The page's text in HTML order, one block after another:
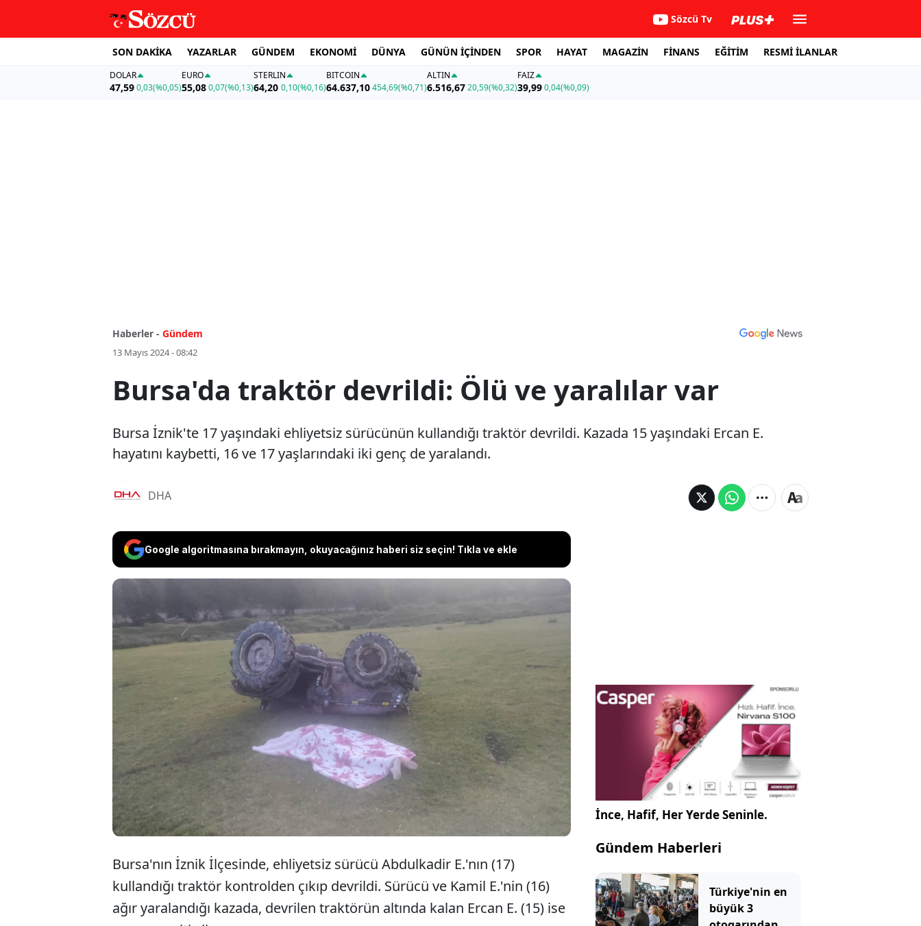
Sözcü Tv
SON DAKİKA YAZARLAR GÜNDEM EKONOMİ DÜNYA GÜNÜN İÇİNDEN SPOR HAYAT MAGAZİN FİNANS EĞİTİM RESMİ İLANLAR
DOLAR
47,590,03(%0,05)
EURO
55,08 0,07(%0,13)
STERLIN
64,20 0,10(%0,16)
BITCOIN
64.637,10454,69(%0,71)
ALTIN
6.516,6720,59(%0,32)
FAİZ
39,990,04(%0,09)
Haberler - Gündem
13 Mayıs 2024 - 08:42
Bursa'da traktör devrildi: Ölü ve yaralılar var
Bursa İznik'te 17 yaşındaki ehliyetsiz sürücünün kullandığı traktör devrildi. Kazada 15 yaşındaki Ercan E.
hayatını kaybetti, 16 ve 17 yaşlarındaki iki genç de yaralandı.
DHA
Google algoritmasına bırakmayın, okuyacağınız haberi siz seçin! Tıkla ve ekle
Bursa İznik'te 17 yaşındaki ehliyetsiz sürücünün
kullandığı traktör devrildi. Kazada 15 yaşındaki Ercan E.
hayatını kaybetti, 16 ve 17 yaşlarındaki iki genç de
yaralandı.
Bursa'nın İznik İlçesinde, ehliyetsiz sürücü Abdulkadir E.'nın (17)
kullandığı traktör kontrolden çıkıp devrildi. Sürücü ve Kamil E.'nin (16)
ağır yaralandığı kazada, devrilen traktörün altında kalan Ercan E. (15) ise
İnce, Hafif, Her Yerde Seninle.
Gündem Haberleri
Türkiye'nin en
büyük 3